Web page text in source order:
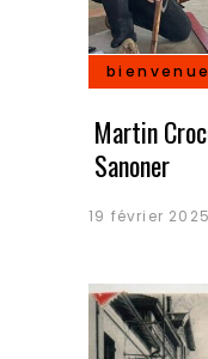
Martin
Sanoner
19 février 2025